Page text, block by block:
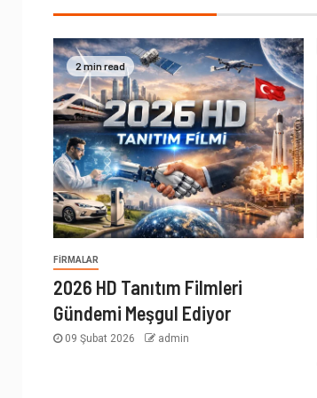
2 min read
FIRMALAR
2026 HD Tanıtım Filmleri
Gündemi Meşgul Ediyor
09 Şubat 2026 admin